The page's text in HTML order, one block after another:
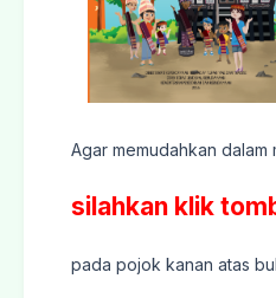
Agar memudahkan dalam
silahkan klik
pada pojok kanan atas